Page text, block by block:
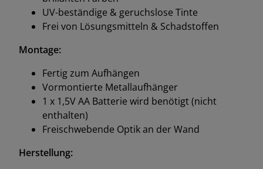
UV-beständige & geruchslose Tinte
Frei von Lösungsmitteln & Schadstoffen
Montage:
Fertig zum Aufhängen
Vormontierte Metallaufhänger
1 x 1,5V AA Batterie wird benötigt (nicht
enthalten)
Freischwebende Optik an der Wand
Herstellung: